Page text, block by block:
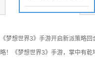
商品介绍
《梦想世界3》手游开启新派策略
略！《梦想世界3》手游，掌中有乾